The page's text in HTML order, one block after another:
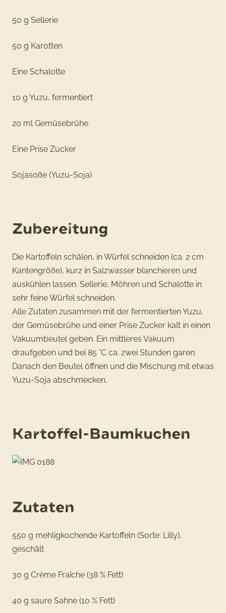
50 g Sellerie
50 g Karotten
Eine Schalotte
10 g Yuzu, fermentiert
20 ml Gemüsebrühe
Eine Prise Zucker
Sojasoße (Yuzu-Soja)
Zubereitung
Die Kartoffeln schälen, in Würfel schneiden (ca. 2 cm
Kantengröße), kurz in Salzwasser blanchieren und
auskühlen lassen. Sellerie, Möhren und Schalotte in
sehr feine Würfel schneiden.
Alle Zutaten zusammen mit der fermentierten Yuzu,
der Gemüsebrühe und einer Prise Zucker kalt in einen
Vakuumbeutel geben. Ein mittleres Vakuum
draufgeben und bei 85 °C ca. zwei Stunden garen.
Danach den Beutel öffnen und die Mischung mit etwas
Yuzu-Soja abschmecken.
Kartoffel-Baumkuchen
Zutaten
550 g mehligkochende Kartoffeln (Sorte: Lilly),
geschält
30 g Crème Fraîche (38 % Fett)
40 g saure Sahne (10 % Fett)